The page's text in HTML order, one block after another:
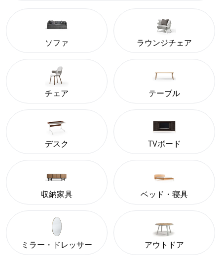
ソファ ラウンジチェア
チェア テーブル
デスク TVボード
収納家具 ベッド・寝具
ミラー・ドレッサー アウトドア